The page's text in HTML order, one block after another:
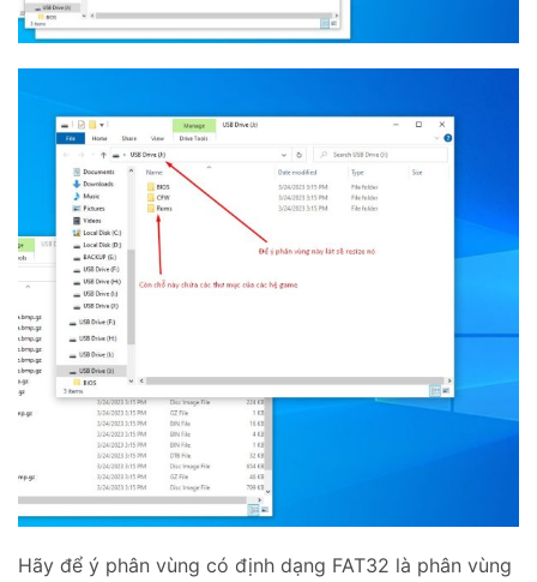
Hãy để ý phân vùng có định dạng FAT32 là phân vùng